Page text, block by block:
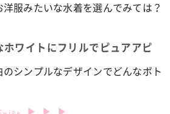
服みたいな水着を選んでみては？
ホワイトにフリルでピュアアピ
シンプルなデザインでどんなボト